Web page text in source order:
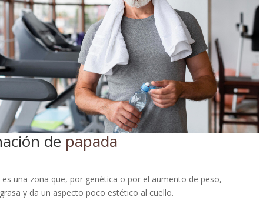
de papada
es una zona que, por genética o por el aumento de peso,
y da un aspecto poco estético al cuello.